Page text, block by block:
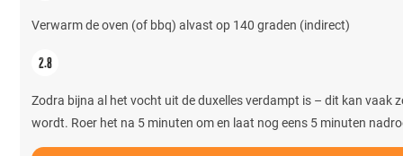
Verwarm de oven (of bbq) alvast op 140 graden (indirect)
Zodra bijna al het vocht uit de duxelles verdampt is – dit kan vaak
wordt. Roer het na 5 minuten om en laat nog eens 5 minuten